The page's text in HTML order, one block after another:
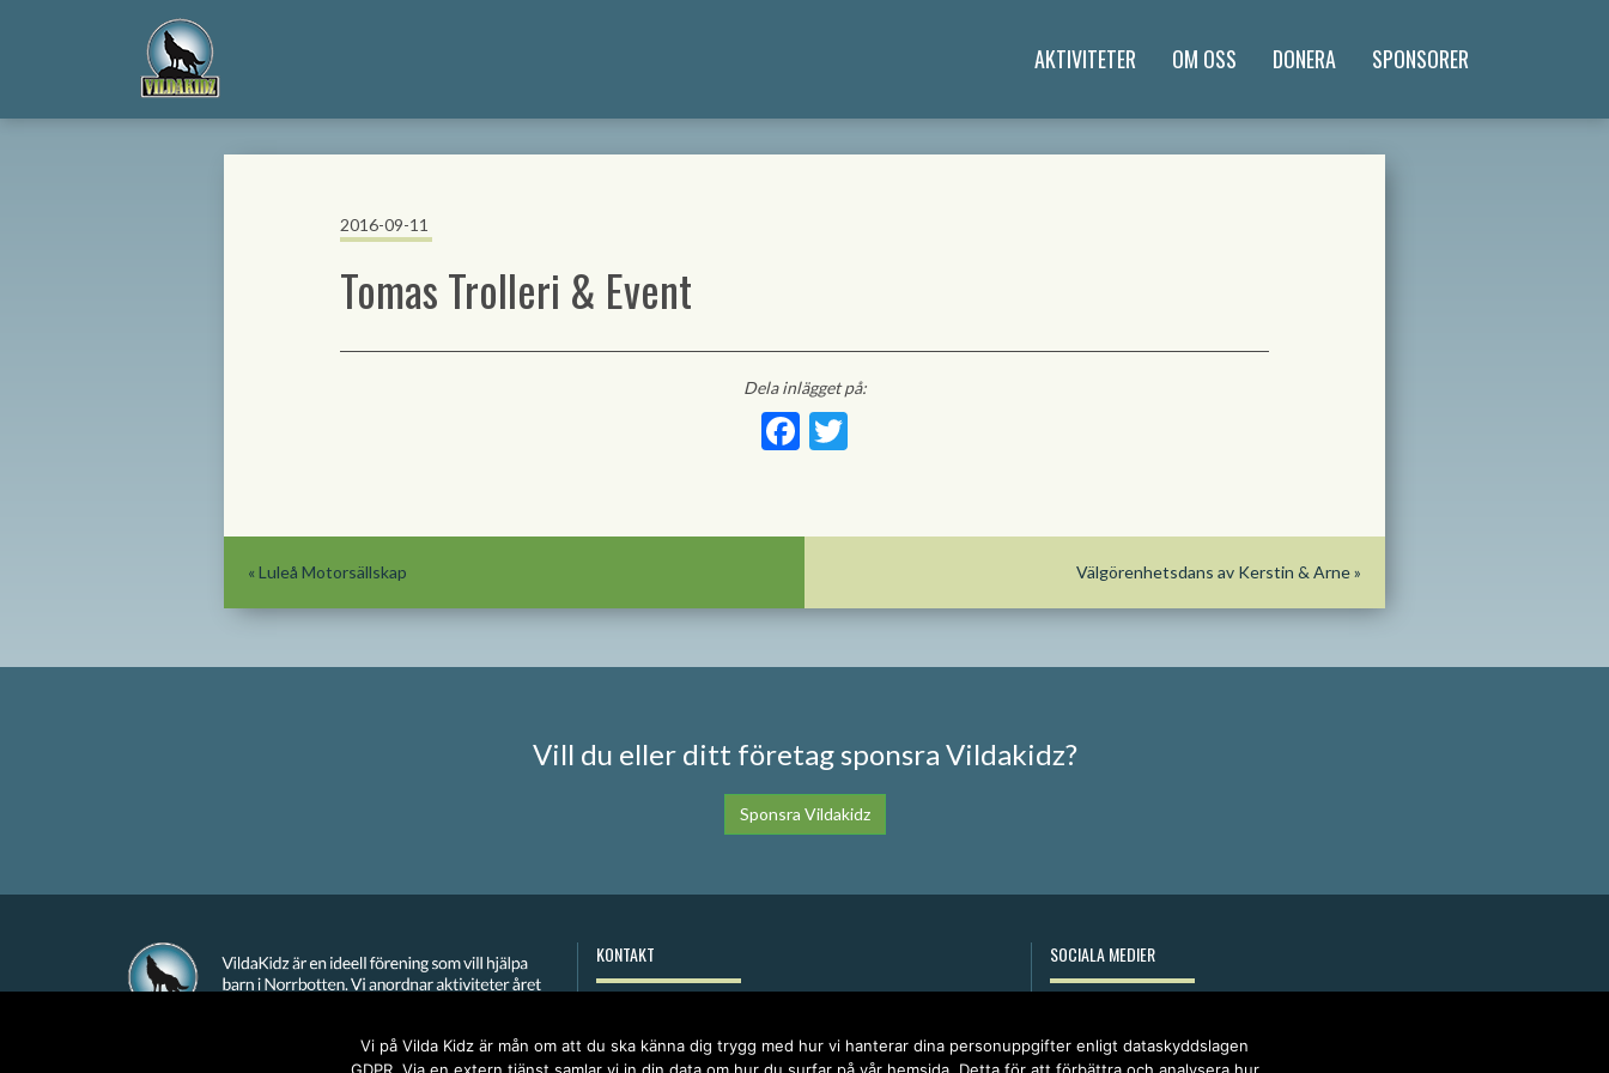
AKTIVITETER OM OSS DONERA SPONSORER
2016-09-11
Tomas Trolleri & Event
Dela inlägget på:
Facebook
Välgörenhetsdans av Kerstin & Arne»
« Luleå Motorsällskap
Vill du eller ditt företag sponsra Vildakidz?
Sponsra Vildakidz
KONTAKT
Integritetspolicy
SOCIALA MEDIER
Vi på Vilda Kidz är mån om att du ska känna dig trygg med hur vi hanterar dina personuppgifter enligt dataskyddslagen